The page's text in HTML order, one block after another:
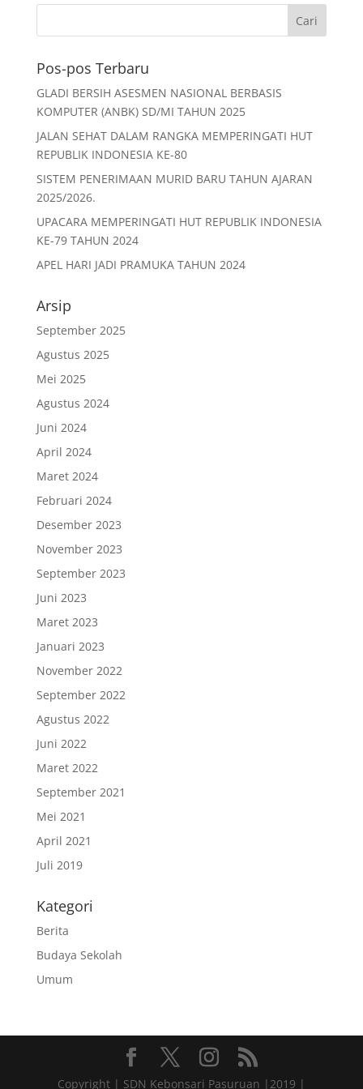
e
b
o
o
k
er l s
p
p
e
Pos-pos Terbaru
GLADI BERSIH ASESMEN NASIONAL BERBASIS
KOMPUTER (ANBK) SD/MI TAHUN 2025
JALAN SEHAT DALAM RANGKA MEMPERINGATI HUT
REPUBLIK INDONESIA KE-80
SISTEM PENERIMAAN MURID BARU TAHUN AJARAN
2025/2026.
UPACARA MEMPERINGATI HUT REPUBLIK INDONESIA
KE-79 TAHUN 2024
APEL HARI JADI PRAMUKA TAHUN 2024
Arsip
September 2025
Agustus 2025
Mei 2025
Agustus 2024
Juni 2024
April 2024
Maret 2024
Februari 2024
Desember 2023
November 2023
September 2023
Juni 2023
Maret 2023
Januari 2023
November 2022
September 2022
Agustus 2022
Juni 2022
Maret 2022
September 2021
Mei 2021
April 2021
Juli 2019
Kategori
Berita
Budaya Sekolah
Umum
Copyright | SDN Kebonsari Pasuruan |2019 |